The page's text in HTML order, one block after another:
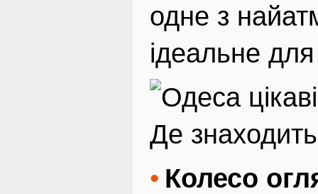
одне з
ідеальне для
Де
Колесо